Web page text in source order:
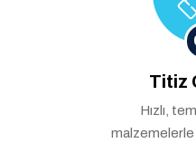
Titiz
Hızlı,
malzemelerle